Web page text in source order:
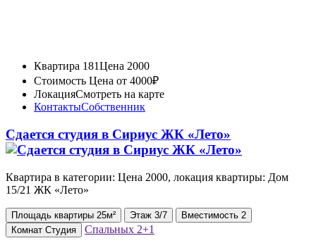
Квартира 181Цена 2000
Стоимость Цена от 4000₽
ЛокацияСмотреть на карте
КонтактыСобственник
Сдается студия в Сириус ЖК «Лето»
Квартира в категории: Цена 2000, локация квартиры: Дом
15/21 ЖК «Лето»
Площадь квартиры 25м² Этаж 3/7 Вместимость 2
Комнат Студия Спальных 2+1